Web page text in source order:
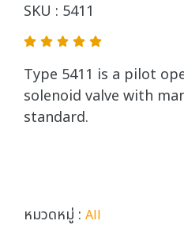
SKU : 5411
Type 5411 is a pilot
solenoid valve with
standard.
หมวดหมู่ : All